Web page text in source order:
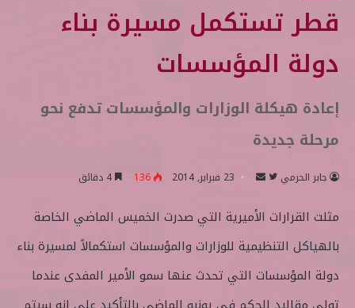
قطر تستكمل مسيرة بناء
دولة المؤسسات
إعادة هيكلة الوزارات والمؤسسات تدفع نحو
مرحلة جديدة
جابر الحرمي
ت
ب
ع
ل
س
ب
23 فبراير, 2014 136
مثلت القرارات الأميرية التي صدرت الخميس الماضي الخاصة
بالهياكل التنظيمية للوزارات والمؤسسات استكمالاً لمسيرة بناء
دولة المؤسسات التي تحدث عنها سمو الأمير المفدى عندما